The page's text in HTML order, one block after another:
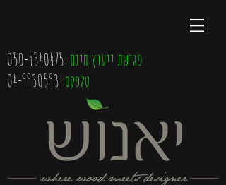
050-4540475 : פגישת ייעוץ חינם
טלפקס: 04-9930593